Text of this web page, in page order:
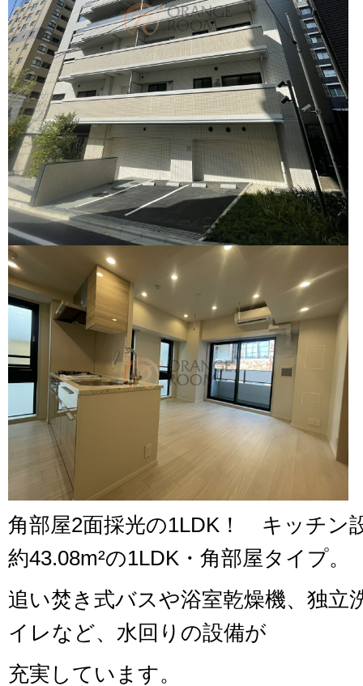
角部屋2面採光の1LDK！ キッチン
約43.08m²の1LDK・角部屋タイプ。
追い焚き式バスや浴室乾燥機、独立
イレなど、水回りの設備が
充実しています。